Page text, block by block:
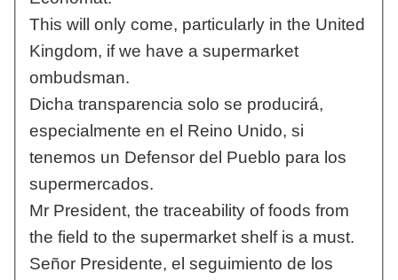
This will only come, particularly in the United
Kingdom, if we have a supermarket
ombudsman.
Dicha transparencia solo se producirá,
especialmente en el Reino Unido, si
tenemos un Defensor del Pueblo para los
supermercados.
Mr President, the traceability of foods from
the field to the supermarket shelf is a must.
Señor Presidente, el seguimiento de los